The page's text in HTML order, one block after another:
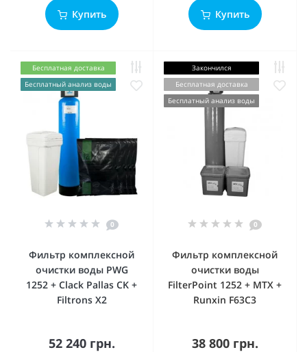
Купить Купить
Бесплатная доставка
Бесплатный анализ воды
0
Фильтр комплексной
очистки воды PWG
1252 + Clack Pallas CK +
Filtrons X2
52 240 грн.
Закончился
Бесплатная доставка
Бесплатный анализ воды
0
Фильтр комплексной
очистки воды
FilterPoint 1252 + MTX +
Runxin F63C3
38 800 грн.